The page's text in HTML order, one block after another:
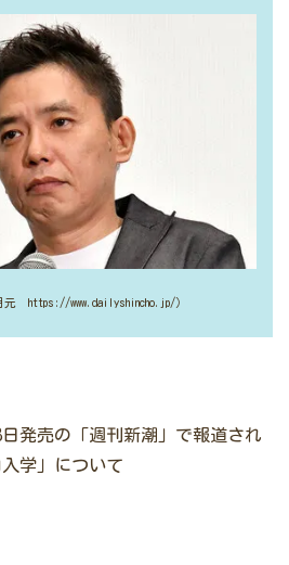
元 https://www.dailyshincho.jp/）
日発売の「週刊新潮」で報道され
学」について